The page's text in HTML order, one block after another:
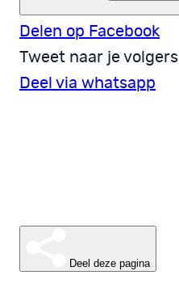
Delen op Facebook
Tweet naar je volgers
Deel via whatsapp
Deel deze pagina